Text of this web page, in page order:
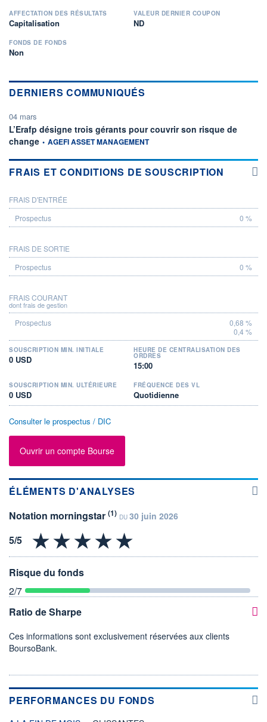
AFFECTATION DES RÉSULTATS
Capitalisation
VALEUR DERNIER COUPON
ND
FONDS DE FONDS
Non
DERNIERS COMMUNIQUÉS
04 mars
L’Erafp désigne trois gérants pour couvrir son risque de
change information fournie par
• AGEFI ASSET MANAGEMENT
FRAIS ET CONDITIONS DE SOUSCRIPTION
PROSPECTUS
FRAIS D'ENTRÉE
0 %
FRAIS DE SORTIE
0 %
FRAIS COURANT
dont frais de gestion
0,68 %
0,4 %
SOUSCRIPTION MIN. INITIALE
0 USD
HEURE DE CENTRALISATION DES
ORDRES
15:00
SOUSCRIPTION MIN. ULTÉRIEURE
0 USD
FRÉQUENCE DES VL
Quotidienne
Consulter le prospectus / DIC
Ouvrir un compte Bourse
ÉLÉMENTS D'ANALYSES
Notation morningstar (1) DU 30 juin 2026
Risque du fonds
2/7
Ratio de Sharpe
Ces informations sont exclusivement réservées aux clients
BoursoBank.
PERFORMANCES DU FONDS